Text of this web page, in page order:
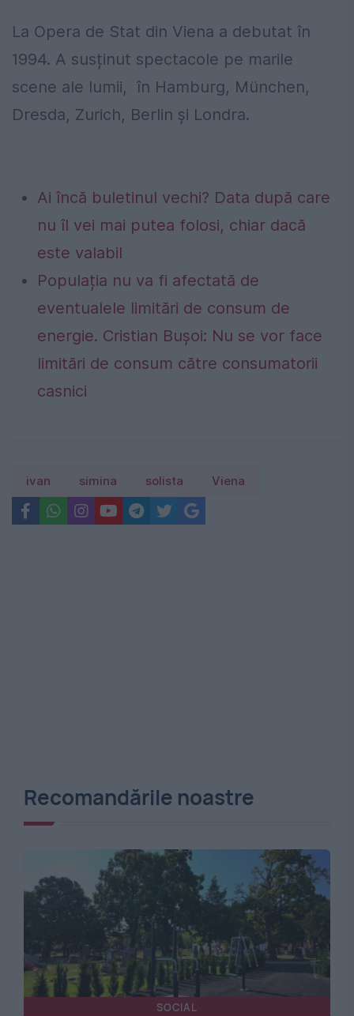
La Opera de Stat din Viena a debutat în
1994. A susținut spectacole pe marile
scene ale lumii, în Hamburg, München,
Dresda, Zurich, Berlin și Londra.
Ai încă buletinul vechi? Data după care
nu îl vei mai putea folosi, chiar dacă
este valabil
Populația nu va fi afectată de
eventualele limitări de consum de
energie. Cristian Bușoi: Nu se vor face
limitări de consum către consumatorii
casnici
ivan simina solista Viena
Recomandările noastre
SOCIAL